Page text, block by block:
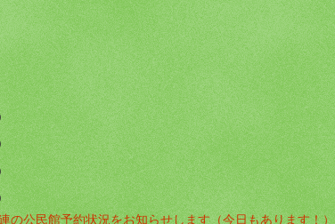
の公民館予約状況をお知らせします（今日もあります！）